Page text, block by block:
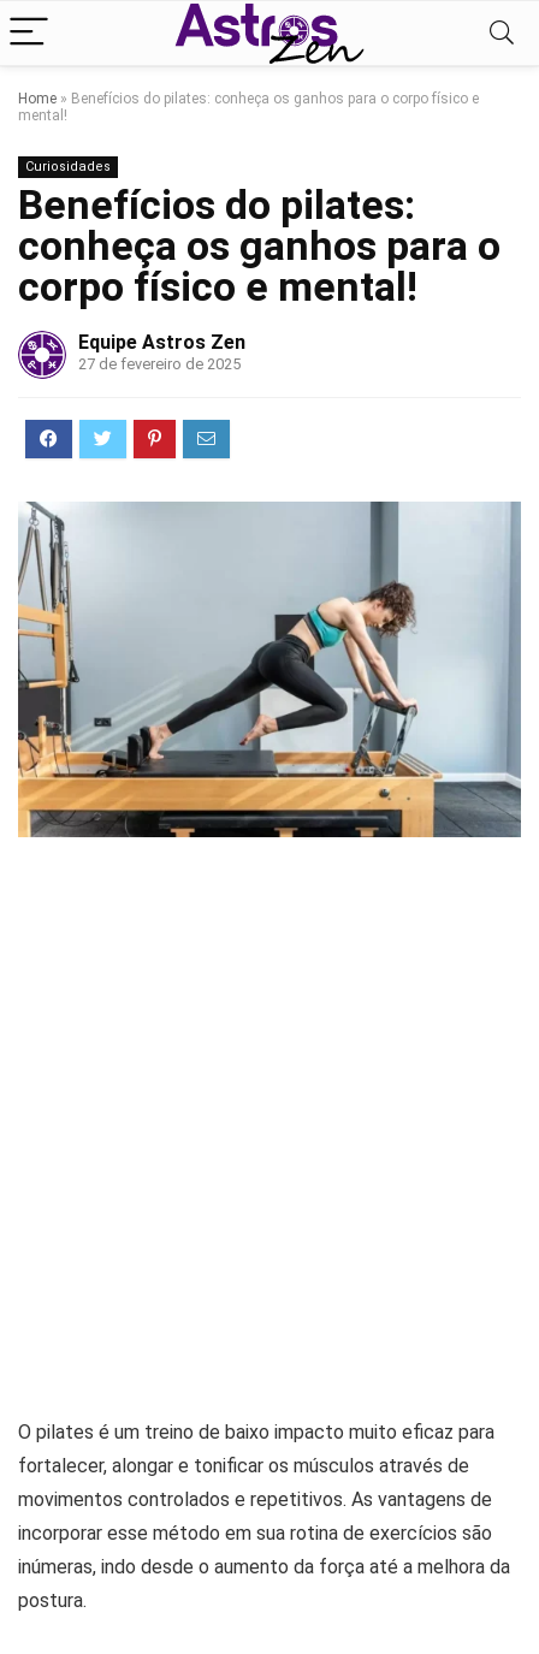
Home » Benefícios do pilates: conheça os ganhos para o corpo físico e
mental!
Curiosidades
Benefícios do pilates:
conheça os ganhos para o
corpo físico e mental!
Equipe Astros Zen
27 de fevereiro de 2025
O pilates é um treino de baixo impacto muito eficaz para
fortalecer, alongar e tonificar os músculos através de
movimentos controlados e repetitivos. As vantagens de
incorporar esse método em sua rotina de exercícios são
inúmeras, indo desde o aumento da força até a melhora da
postura.